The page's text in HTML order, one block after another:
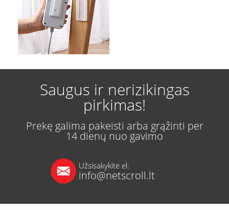
Saugus ir nerizikingas
pirkimas!
Prekę galima pakeisti arba grąžinti per
14 dienų nuo gavimo
Užsisakykite el:
info@netscroll.lt